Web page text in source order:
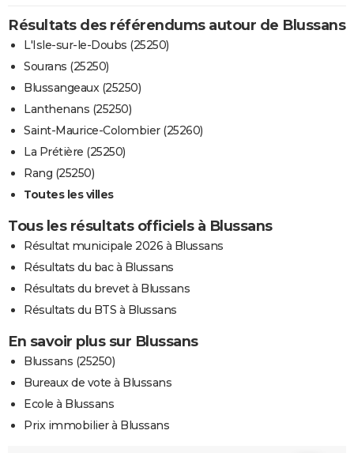
Résultats des référendums autour de Blussans
L'Isle-sur-le-Doubs (25250)
Sourans (25250)
Blussangeaux (25250)
Lanthenans (25250)
Saint-Maurice-Colombier (25260)
La Prétière (25250)
Rang (25250)
Toutes les villes
Tous les résultats officiels à Blussans
Résultat municipale 2026 à Blussans
Résultats du bac à Blussans
Résultats du brevet à Blussans
Résultats du BTS à Blussans
En savoir plus sur Blussans
Blussans (25250)
Bureaux de vote à Blussans
Ecole à Blussans
Prix immobilier à Blussans